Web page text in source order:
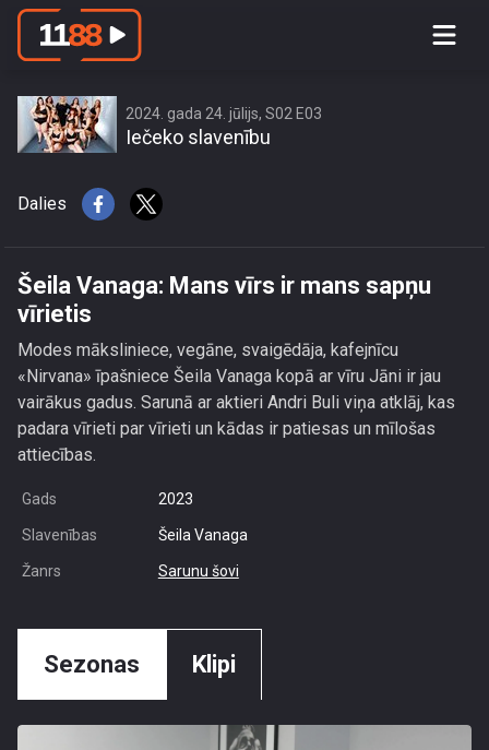
Šeila Vanaga: Mans vīrs ir mans
2024. gada 24. jūlijs, S02 E03
Iečeko slavenību
Dalies
Šeila Vanaga: Mans vīrs ir mans sapņu
vīrietis
Modes māksliniece, vegāne, svaigēdāja, kafejnīcu
«Nirvana» īpašniece Šeila Vanaga kopā ar vīru Jāni ir jau
vairākus gadus. Sarunā ar aktieri Andri Buli viņa atklāj, kas
padara vīrieti par vīrieti un kādas ir patiesas un mīlošas
attiecības.
Gads 2023
Slavenības Šeila Vanaga
Žanrs Sarunu šovi
Sezonas Klipi